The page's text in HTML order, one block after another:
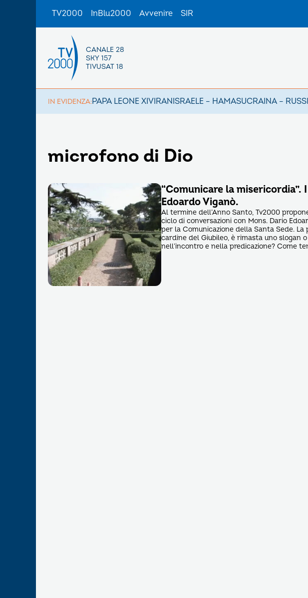
TV2000 InBlu2000 Avvenire SIR
CANALE 28
SKY 157
TIVUSAT 18
IN EVIDENZA:PAPA LEONE XIVIRANISRAELE – HAMASUCRAINA –
microfono di Dio
“Comunicare la misericordia”.
Edoardo Viganò.
Al termine dell’Anno Santo, Tv2000
ciclo di conversazioni con Mons. Dario
per la Comunicazione della Santa Sede. La
cardine del Giubileo, è rimasta uno slogan
nell’incontro e nella predicazione? Come